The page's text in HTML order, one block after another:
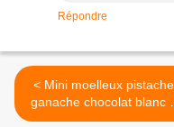
Répondre
< Mini moelleux pistache,
ganache chocolat blanc et
framboise...